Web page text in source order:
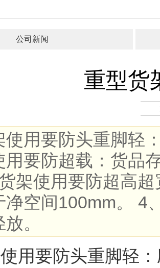
公司新闻
重型货
使用要防头重脚轻
用要防超载：货品
架使用要防超高
净空间100mm。 4
。
用要防头重脚轻